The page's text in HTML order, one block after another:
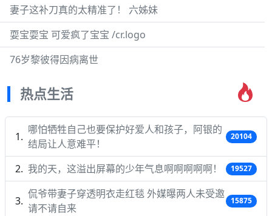
妻子这补刀真的太精准了！ 六姊妹
耍宝耍宝 可爱疯了宝宝 /cr.logo
76岁黎彼得因病离世
热点生活
哪怕牺牲自己也要保护好爱人和孩子，阿银的
结局让人意难平！
20104
我的天，这溢出屏幕的少年气息啊啊啊啊啊！ 19527
侃爷带妻子穿透明衣走红毯 外媒曝两人未受邀
请不请自来
15875